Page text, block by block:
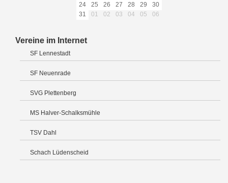
24
25 26 27 28 29
30
31
01 02 03 04 05 06
Vereine im Internet
SF Lennestadt
SF Neuenrade
SVG Plettenberg
MS Halver-Schalksmühle
TSV Dahl
Schach Lüdenscheid